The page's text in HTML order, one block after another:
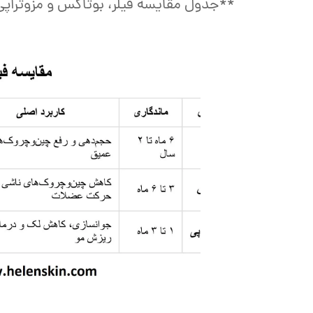
**جدول مقایسه فیلر، بوتاکس و